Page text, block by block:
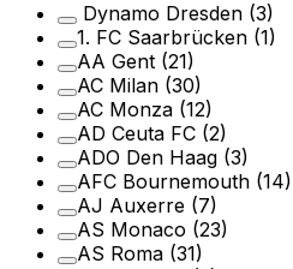
Dynamo Dresden (3)
1. FC Saarbrücken (1)
AA Gent (21)
AC Milan (30)
AC Monza (12)
AD Ceuta FC (2)
ADO Den Haag (3)
AFC Bournemouth (14)
AJ Auxerre (7)
AS Monaco (23)
AS Roma (31)